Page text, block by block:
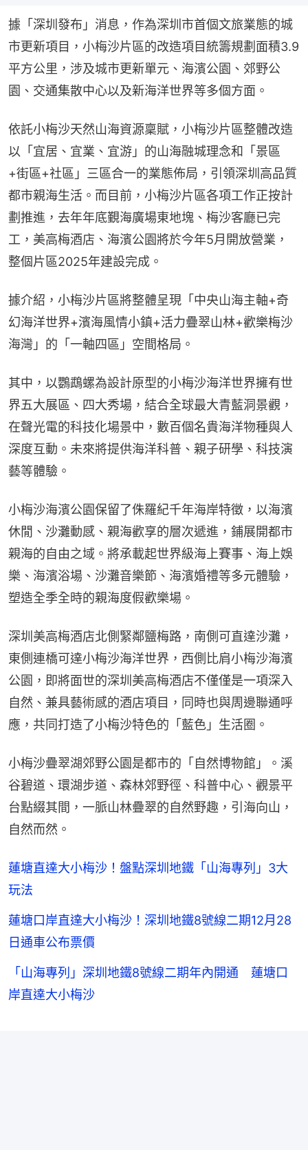
據「深圳發布」消息，作為深圳市首個文旅業態的城
市更新項目，小梅沙片區的改造項目統籌規劃面積3.9
平方公里，涉及城市更新單元、海濱公園、郊野公
園、交通集散中心以及新海洋世界等多個方面。
依託小梅沙天然山海資源稟賦，小梅沙片區整體改造
以「宜居、宜業、宜游」的山海融城理念和「景區
+街區+社區」三區合一的業態佈局，引領深圳高品質
都市親海生活。而目前，小梅沙片區各項工作正按計
劃推進，去年年底覲海廣場東地塊、梅沙客廳已完
工，美高梅酒店、海濱公園將於今年5月開放營業，
整個片區2025年建設完成。
據介紹，小梅沙片區將整體呈現「中央山海主軸+奇
幻海洋世界+濱海風情小鎮+活力疊翠山林+歡樂梅沙
海灣」的「一軸四區」空間格局。
其中，以鸚鵡螺為設計原型的小梅沙海洋世界擁有世
界五大展區、四大秀場，結合全球最大青藍洞景觀，
在聲光電的科技化場景中，數百個名貴海洋物種與人
深度互動。未來將提供海洋科普、親子研學、科技演
藝等體驗。
小梅沙海濱公園保留了侏羅紀千年海岸特徵，以海濱
休閒、沙灘動感、親海歡享的層次遞進，鋪展開都市
親海的自由之域。將承載起世界級海上賽事、海上娛
樂、海濱浴場、沙灘音樂節、海濱婚禮等多元體驗，
塑造全季全時的親海度假歡樂場。
深圳美高梅酒店北側緊鄰鹽梅路，南側可直達沙灘，
東側連橋可達小梅沙海洋世界，西側比肩小梅沙海濱
公園，即將面世的深圳美高梅酒店不僅僅是一項深入
自然、兼具藝術感的酒店項目，同時也與周邊聯通呼
應，共同打造了小梅沙特色的「藍色」生活圈。
小梅沙疊翠湖郊野公園是都市的「自然博物館」。溪
谷碧道、環湖步道、森林郊野徑、科普中心、觀景平
台點綴其間，一脈山林疊翠的自然野趣，引海向山，
自然而然。
蓮塘直達大小梅沙！盤點深圳地鐵「山海專列」3大
玩法
蓮塘口岸直達大小梅沙！深圳地鐵8號線二期12月28
日通車公布票價
「山海專列」深圳地鐵8號線二期年內開通 蓮塘口
岸直達大小梅沙